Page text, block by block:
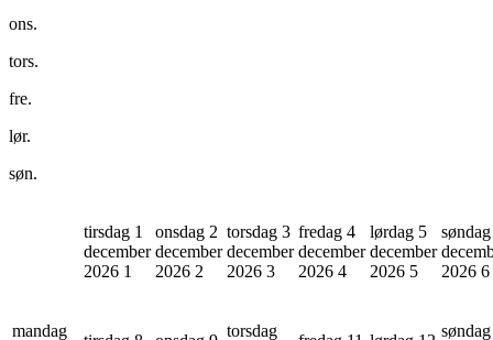
ons.
tors.
fre.
lør.
søn.
tirsdag 1
december
2026 1
onsdag 2
december
2026 2
torsdag 3
december
2026 3
fredag 4
december
2026 4
lørdag 5
december
2026 5
2026 6
mandag torsdag søndag